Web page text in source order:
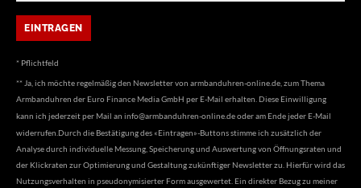
* Pflichtfeld
** Ja, ich möchte regelmäßig den Newsletter von armbanduhren-online.de, zum Thema
Armbanduhren der Euro Finance Media GmbH per E-Mail erhalten. Diese Einwilligung
kann ich jederzeit per Mail an info@armbanduhren-online.deoder am Ende jeder E-Mail
widerrufen.Durch die Bestätigung des «Eintragen»-Buttons stimme ich zusätzlich der
Analyse durch individuelle Messung, Speicherung und Auswertung von Öffnungsraten und
der Klickraten zur Optimierung und Gestaltung zukünftiger Newsletter zu. Hierfür wird das
Nutzungsverhalten in pseudonymisierter Form ausgewertet. Ein direkter Bezug zu meiner